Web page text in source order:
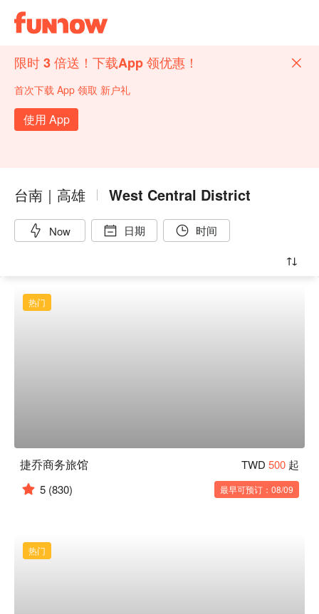
限时 3 倍送！下载App 领优惠！
首次下载 App 领取 新户礼
使用 App
台南｜高雄 West Central District
Now 日期 时间
热门
捷乔商务旅馆 TWD 500 起
5 (830) 最早可预订：08/09
热门